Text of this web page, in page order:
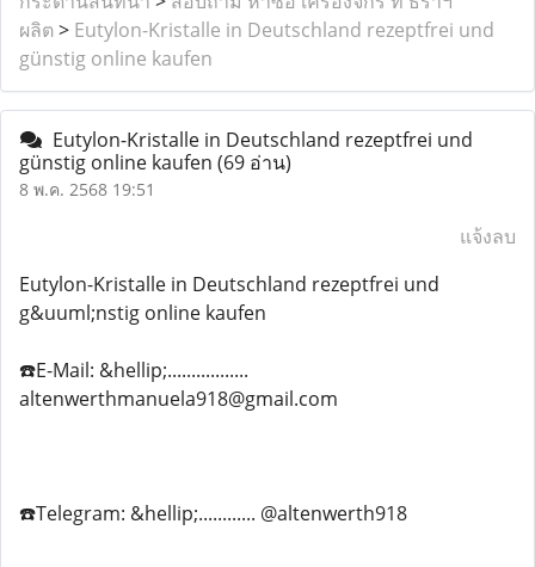
ผลิต > Eutylon-Kristalle in Deutschland rezeptfrei und
günstig online kaufen
Eutylon-Kristalle in Deutschland rezeptfrei und
günstig online kaufen (69 อ่าน)
8 พ.ค. 2568 19:51
แจ้งลบ
Eutylon-Kristalle in Deutschland rezeptfrei und
g&uuml;nstig online kaufen
☎️E-Mail: &hellip;.................
altenwerthmanuela918@gmail.com
☎️Telegram: &hellip;............ @altenwerth918